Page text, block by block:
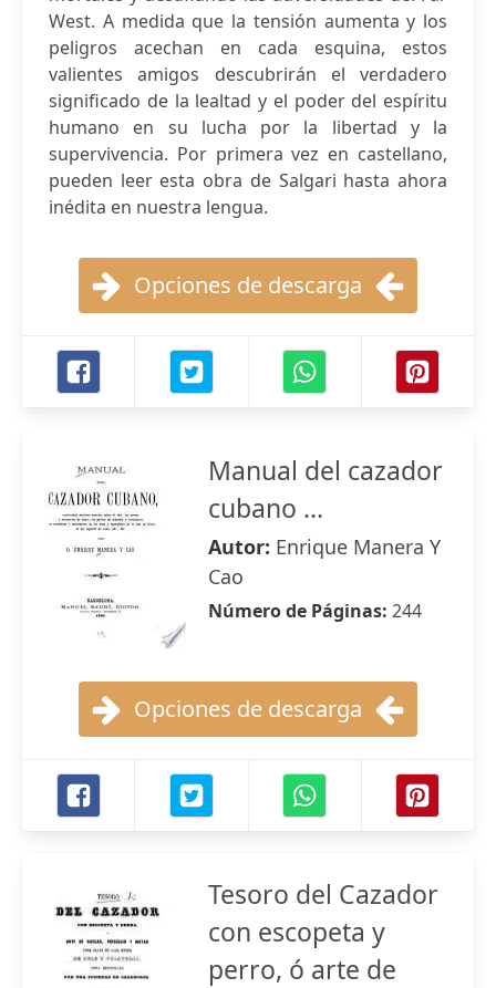
West. A medida que la tensión aumenta y los
peligros acechan en cada esquina, estos
valientes amigos descubrirán el verdadero
significado de la lealtad y el poder del espíritu
humano en su lucha por la libertad y la
supervivencia. Por primera vez en castellano,
pueden leer esta obra de Salgari hasta ahora
inédita en nuestra lengua.
Opciones de descarga
Manual del cazador
cubano ...
Autor: Enrique Manera Y
Cao
Número de Páginas: 244
Opciones de descarga
Tesoro del Cazador
con escopeta y
perro, ó arte de